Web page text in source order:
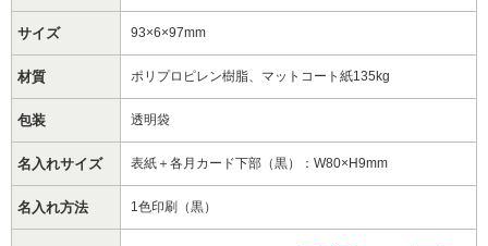
サイズ 93×6×97mm
材質 ポリプロピレン樹脂、マットコート紙135kg
包装 透明袋
名入れサイズ 表紙＋各月カード下部（黒）：W80×H9mm
名入れ方法 1色印刷（黒）